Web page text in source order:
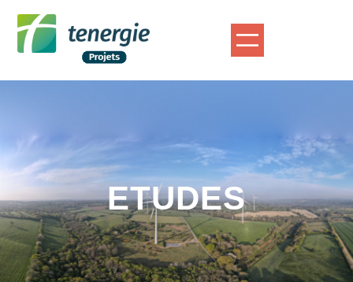
ETUDES